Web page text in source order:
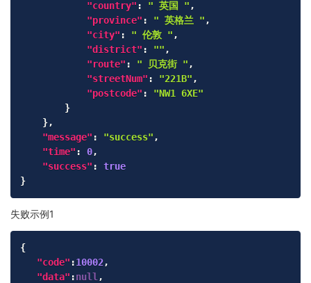
"country" : " 英国 " ,
"province" : " 英格兰 " ,
"city" : " 伦敦 " ,
"district" : "" ,
"route" : " 贝克街 " ,
"streetNum" : "221B" ,
"postcode" :
"NW1 6XE"
}
},
"message" : "success" ,
"time" : 0,
"success" :
true
}
失败示例1
{
"code" :10002,
"data" :null ,